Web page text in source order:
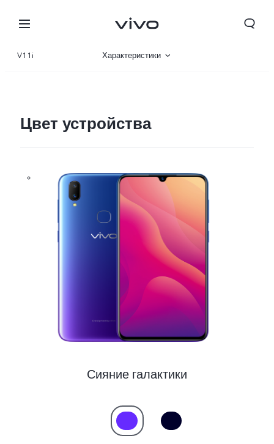
Россия | Выберите страну/регион
V11i Характеристики
Цвет устройства
Сияние галактики